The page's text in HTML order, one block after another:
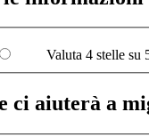
Valuta 4 stelle su
ci aiuterà a